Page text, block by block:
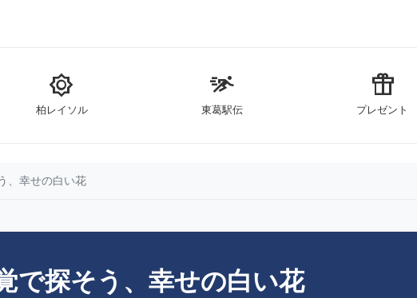
brightness_5
柏レイソル
sprint
東葛駅伝
featured_seasonal_and_gifts
プレゼント
、幸せの白い花
で探そう、幸せの白い花